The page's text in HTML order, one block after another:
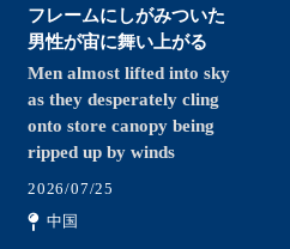
フレームにしがみついた
男性が宙に舞い上がる
Men almost lifted into sky
as they desperately cling
onto store canopy being
ripped up by winds
2026/07/25
中国